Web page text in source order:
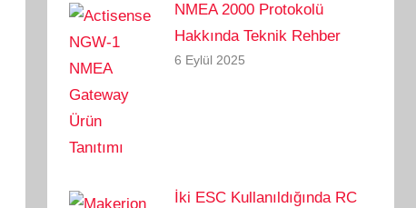
NMEA 2000 Protokolü
Hakkında Teknik Rehber
6 Eylül 2025
İki ESC Kullanıldığında RC